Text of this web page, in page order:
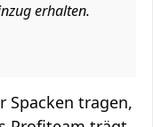
erhalten.
Spacken tragen,